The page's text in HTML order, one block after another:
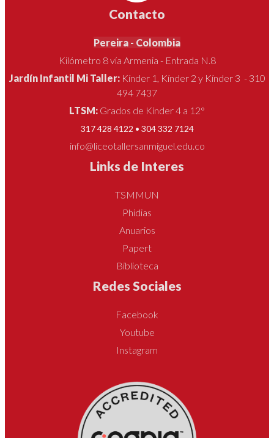
Contacto
Pereira - Colombia
Kilómetro 8 vía Armenia - Entrada N.8
Jardín Infantil Mi Taller: Kínder 1, Kínder 2 y Kínder 3 - 310
494 7437
LTSM: Grados de Kínder 4 a 12°
317 428 4122 • 304 332 7124
info@liceotallersanmiguel.edu.co
Links de Interes
TSMMUN
Phidias
Anuarios
Papert
Biblioteca
Redes Sociales
Facebook
Youtube
Instagram